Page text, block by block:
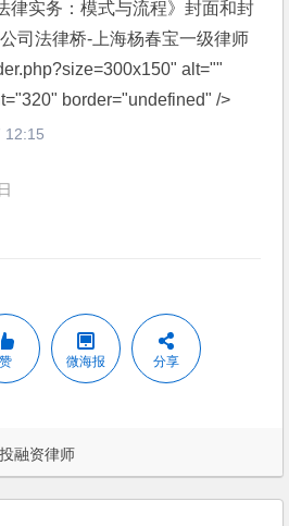
alt=""
border="undefined" />
12:15
赞 微海报 分享
投融资律师